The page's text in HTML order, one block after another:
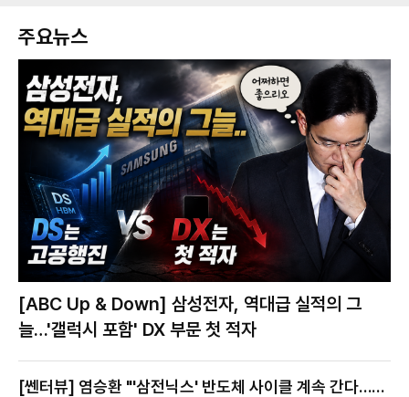
주요뉴스
[ABC Up & Down] 삼성전자, 역대급 실적의 그
늘…'갤럭시 포함' DX 부문 첫 적자
[쎈터뷰] 염승환 "'삼전닉스' 반도체 사이클 계속 간다…지